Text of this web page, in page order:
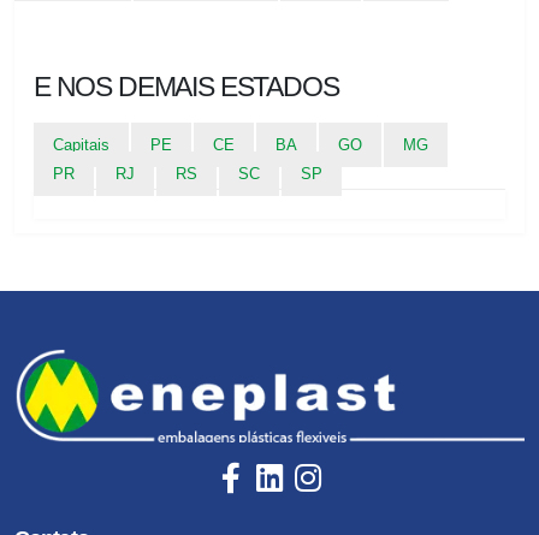
E NOS DEMAIS ESTADOS
Capitais PE CE BA GO
MG
PR
RJ RS SC SP